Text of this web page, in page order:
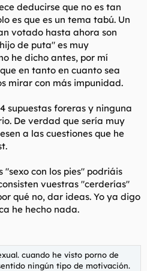
deducirse que no es tan
es que es un tema tabú. Un
votado hasta ahora son
de puta" es muy
he dicho antes, por mí
en tanto en cuanto sea
mirar con más impunidad.
supuestas foreras y ninguna
De verdad que sería muy
a las cuestiones que he
"sexo con los pies" podriáis
vuestras "cerderías"
qué no, dar ideas. Yo ya digo
he hecho nada.
cuando he visto porno de
ningún tipo de motivación.